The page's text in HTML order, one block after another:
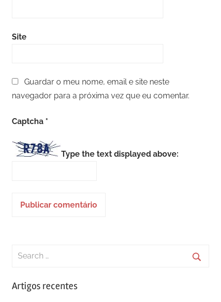
Site
Guardar o meu nome, email e site neste
navegador para a próxima vez que eu comentar.
Captcha *
Type the text displayed above:
Search
Artigos recentes